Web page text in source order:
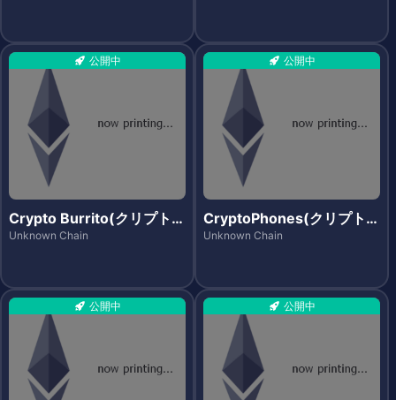
公開中
Crypto Burrito(クリプトブ
リート)
Unknown Chain
公開中
CryptoPhones(クリプトフ
ォンズ)
Unknown Chain
公開中 公開中